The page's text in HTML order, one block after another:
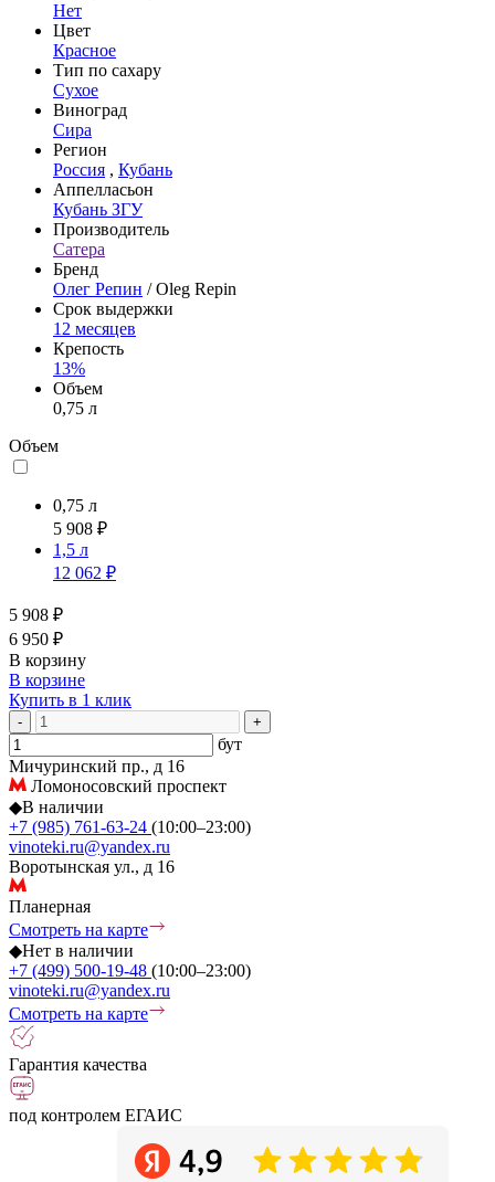
Нет
Цвет
Красное
Тип по сахару
Сухое
Виноград
Сира
Регион
Россия , Кубань
Аппелласьон
Кубань ЗГУ
Производитель
Сатера
Бренд
Олег Репин / Oleg Repin
Срок выдержки
12 месяцев
Крепость
13%
Объем
0,75 л
Объем
0,75 л
5 908 ₽
1,5 л
12 062 ₽
5 908 ₽
6 950 ₽
В корзину
В корзине
Купить в 1 клик
- +
бут
Мичуринский пр., д 16
Ломоносовский проспект
◆В наличии
+7 (985) 761-63-24 (10:00–23:00)
vinoteki.ru@yandex.ru
Воротынская ул., д 16
Планерная
Смотреть на карте
◆Нет в наличии
+7 (499) 500-19-48 (10:00–23:00)
vinoteki.ru@yandex.ru
Смотреть на карте
Гарантия качества
под контролем ЕГАИС